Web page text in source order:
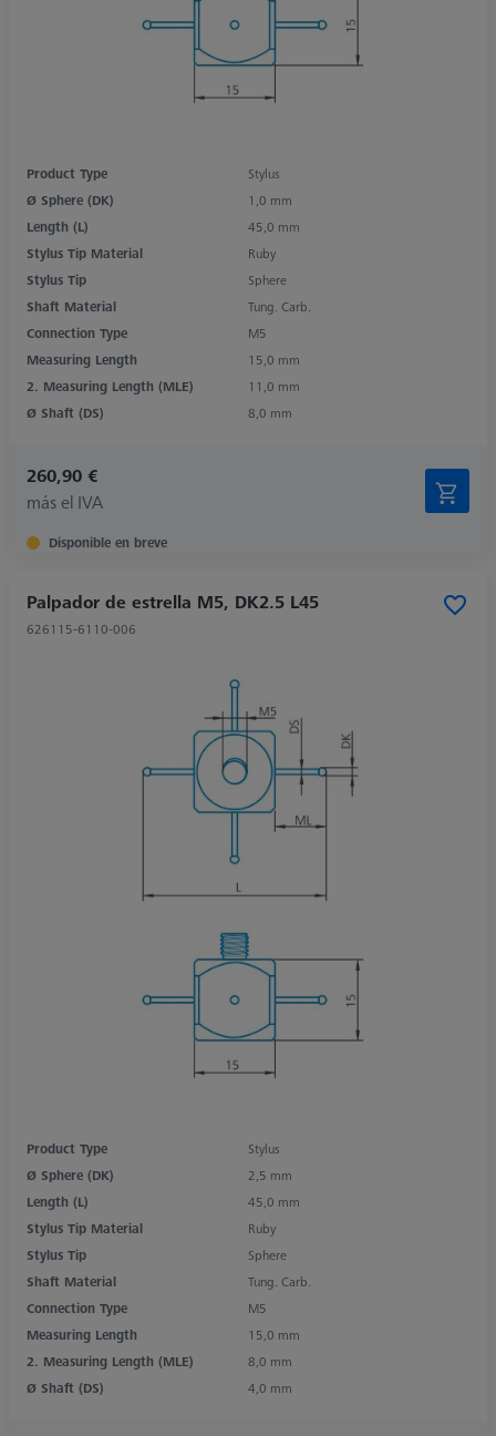
Product Type
Stylus
Ø Sphere (DK)
1,0 mm
Length (L)
45,0 mm
Stylus Tip Material
Ruby
Stylus Tip
Sphere
Shaft Material
Tung. Carb.
Connection Type
M5
Measuring Length
15,0 mm
2. Measuring Length (MLE)
11,0 mm
Ø Shaft (DS)
8,0 mm
260,90 €
más el IVA
Disponible en breve
Palpador de estrella M5, DK2.5 L45
626115-6110-006
Product Type
Stylus
Ø Sphere (DK)
2,5 mm
Length (L)
45,0 mm
Stylus Tip Material
Ruby
Stylus Tip
Sphere
Shaft Material
Tung. Carb.
Connection Type
M5
Measuring Length
15,0 mm
2. Measuring Length (MLE)
8,0 mm
Ø Shaft (DS)
4,0 mm